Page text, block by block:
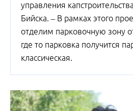
управления
Бийска. – В рамках этого
отделим парковочную зону
где то парковка получится
классическая.